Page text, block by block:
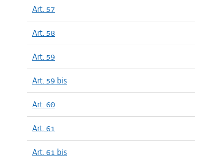
Art. 57
Art. 58
Art. 59
Art. 59 bis
Art. 60
Art. 61
Art. 61 bis